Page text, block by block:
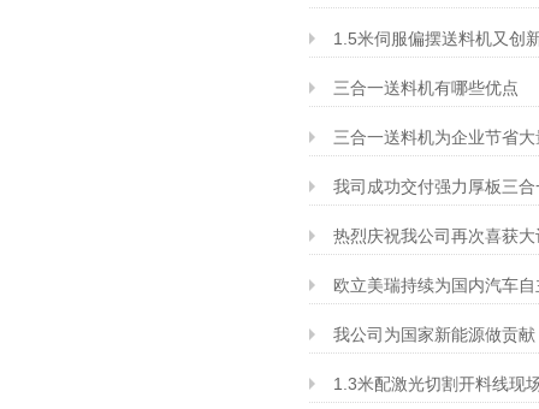
1.5米伺服偏摆送料机又创
三合一送料机有哪些优点
三合一送料机为企业节省
我司成功交付强力厚板三
热烈庆祝我公司再次喜获大
欧立美瑞持续为国内汽车
我公司为国家新能源做贡献
1.3米配激光切割开料线现